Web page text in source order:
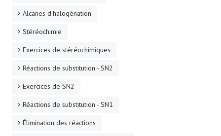
Alcanes d'halogénation
Stéréochimie
Exercices de stéréochimiques
Réactions de substitution - SN2
Exercices de SN2
Réactions de substitution - SN1
Élimination des réactions